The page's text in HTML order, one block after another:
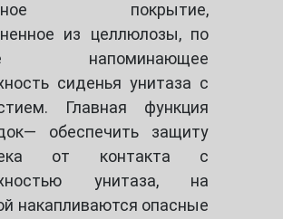
покрытие,
из целлюлозы, по
напоминающее
сиденья унитаза с
Главная функция
обеспечить защиту
от контакта с
унитаза, на
накапливаются опасные